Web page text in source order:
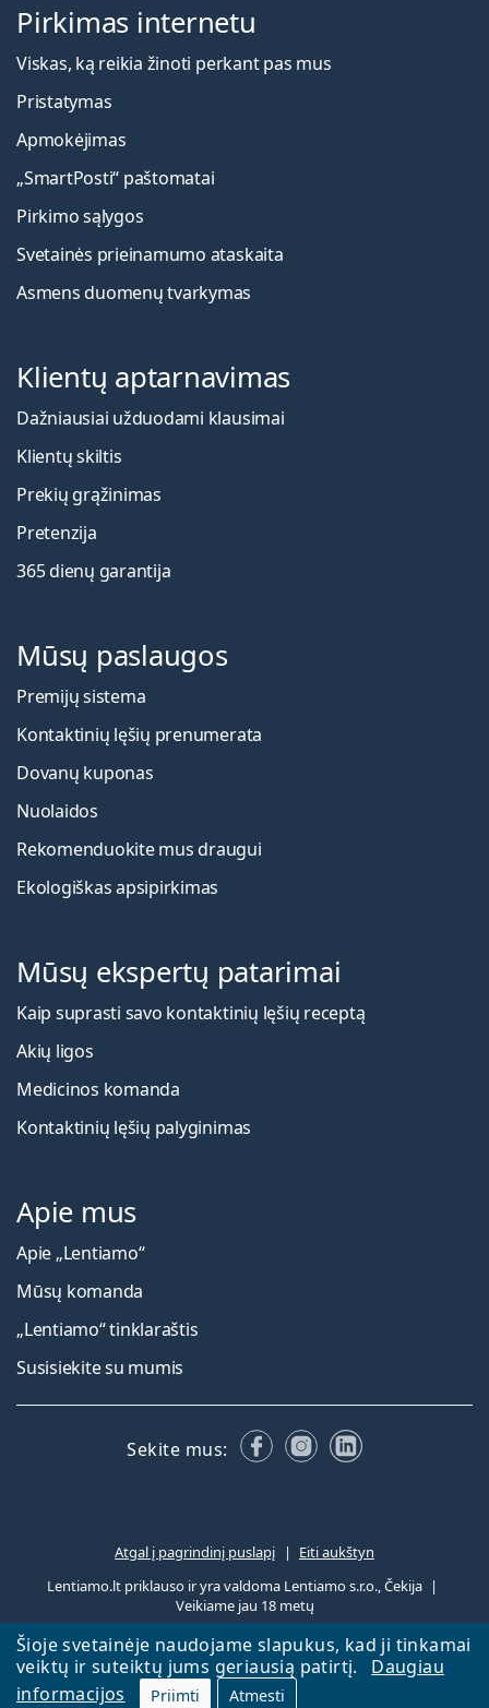
Šioje svetainėje naudojame slapukus, kad ji tinkamai
veiktų ir suteiktų jums geriausią patirtį.
Daugiau
informacijos
Priimti Atmesti
Pirkimas internetu
Viskas, ką reikia žinoti perkant pas mus
Pristatymas
Apmokėjimas
„SmartPosti“ paštomatai
Pirkimo sąlygos
Svetainės prieinamumo ataskaita
Asmens duomenų tvarkymas
Klientų aptarnavimas
Dažniausiai užduodami klausimai
Klientų skiltis
Prekių grąžinimas
Pretenzija
365 dienų garantija
Mūsų paslaugos
Premijų sistema
Kontaktinių lęšių prenumerata
Dovanų kuponas
Nuolaidos
Rekomenduokite mus draugui
Ekologiškas apsipirkimas
Mūsų ekspertų patarimai
Kaip suprasti savo kontaktinių lęšių receptą
Akių ligos
Medicinos komanda
Kontaktinių lęšių palyginimas
Apie mus
Apie „Lentiamo“
Mūsų komanda
„Lentiamo“ tinklaraštis
Susisiekite su mumis
Sekite mus: FacebookInstagram
LinkedIn
Atgal į pagrindinį puslapį
Eiti aukštyn
Lentiamo.lt priklauso ir yra valdoma Lentiamo s.r.o., Čekija
Veikiame jau 18 metų